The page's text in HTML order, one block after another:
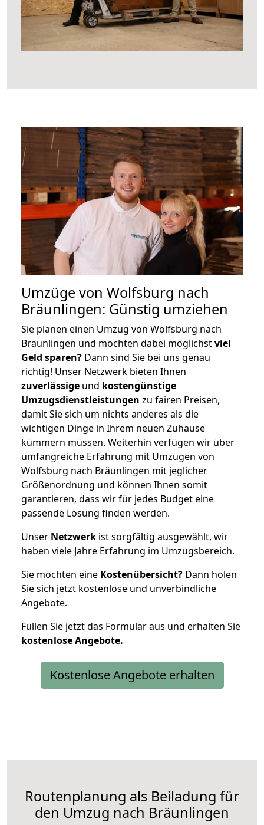
Umzüge von Wolfsburg nach
Bräunlingen: Günstig umziehen
Sie planen einen Umzug von Wolfsburg nach
Bräunlingen und möchten dabei möglichstviel
Geld sparen? Dann sind Sie bei uns genau
richtig! Unser Netzwerk bieten Ihnen
zuverlässige und kostengünstige
Umzugsdienstleistungen zu fairen Preisen,
damit Sie sich um nichts anderes als die
wichtigen Dinge in Ihrem neuen Zuhause
kümmern müssen. Weiterhin verfügen wir über
umfangreiche Erfahrung mit Umzügen von
Wolfsburg nach Bräunlingen mit jeglicher
Größenordnung und können Ihnen somit
garantieren, dass wir für jedes Budget eine
passende Lösung finden werden.
Unser Netzwerk ist sorgfältig ausgewählt, wir
haben viele Jahre Erfahrung im Umzugsbereich.
Sie möchten eine Kostenübersicht? Dann holen
Sie sich jetzt kostenlose und unverbindliche
Angebote.
Füllen Sie jetzt das Formular aus und erhalten Sie
kostenloseAngebote.
Kostenlose Angebote erhalten
Routenplanung als Beiladung für
den Umzug nach Bräunlingen